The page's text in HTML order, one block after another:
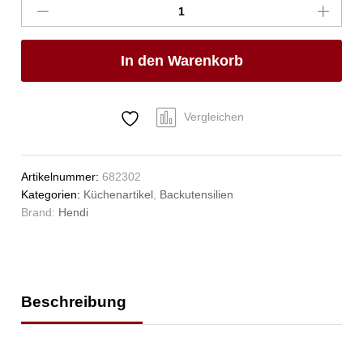
HENDI,
260x100x(H)75mm
Anzahl
In den Warenkorb
Vergleichen
Artikelnummer:682302
Kategorien: Küchenartikel, Backutensilien
Brand: Hendi
Beschreibung